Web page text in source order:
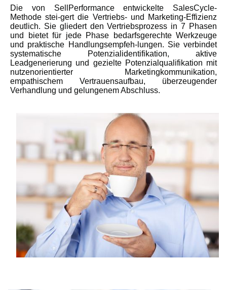
Die von SellPerformance entwickelte SalesCycle-
Methode stei-gert die Vertriebs- und Marketing-Effizienz
deutlich. Sie gliedert den Vertriebsprozess in 7 Phasen
und bietet für jede Phase bedarfsgerechte Werkzeuge
und praktische Handlungsempfeh-lungen. Sie verbindet
systematische Potenzialidentifikation, aktive
Leadgenerierung und gezielte Potenzialqualifikation mit
nutzenorientierter Marketingkommunikation,
empathischem Vertrauensaufbau, überzeugender
Verhandlung und gelungenem Abschluss.